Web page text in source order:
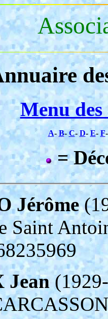
Menu
A- B-C- D-E- F-
=
Jérôme
Saint
Jean